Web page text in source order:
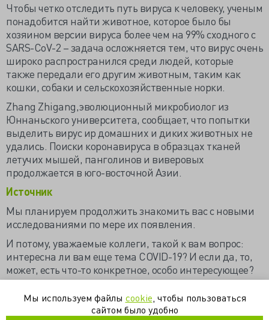
Чтобы четко отследить путь вируса к человеку, ученым
понадобится найти животное, которое было бы
хозяином версии вируса более чем на 99% сходного с
SARS-CoV-2 – задача осложняется тем, что вирус очень
широко распространился среди людей, которые
также передали его другим животным, таким как
кошки, собаки и сельскохозяйственные норки.
Zhang Zhigang,эволюционный микробиолог из
Юннаньского университета, сообщает, что попытки
выделить вирус иp домашних и диких животных не
удались. Поиски коронавируса в образцах тканей
летучих мышей, панголинов и виверовых
продолжается в юго-восточной Азии.
Источник
Мы планируем продолжить знакомить вас с новыми
исследованиями по мере их появления.
И потому, уважаемые коллеги, такой к вам вопрос:
интересна ли вам еще тема COVID-19? И если да, то,
может, есть что-то конкретное, особо интересующее?
covid-19 антитела группа крови
иммунитет
Мы используем файлы cookie , чтобы пользоваться
сайтом было удобно